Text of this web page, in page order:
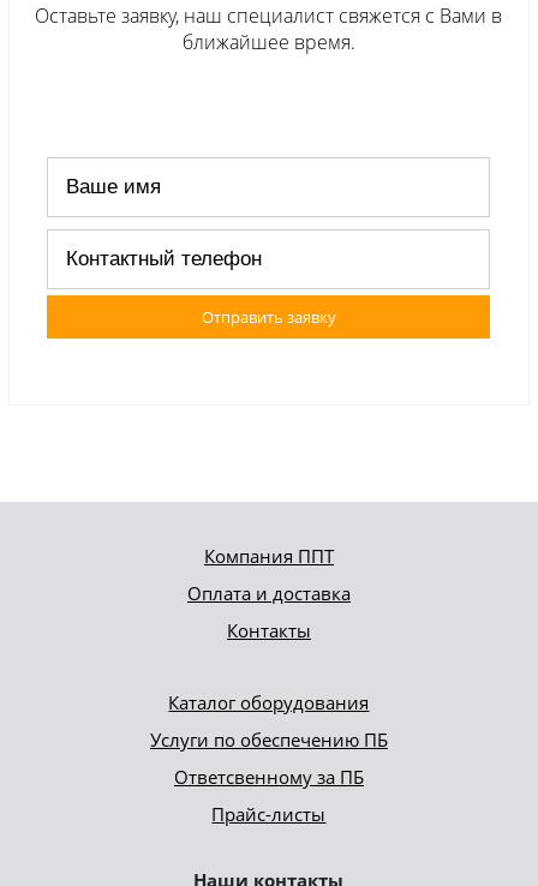
Оставьте заявку, наш специалист свяжется с Вами в
ближайшее время.
Отправить заявку
Компания ППТ
Оплата и доставка
Контакты
Каталог оборудования
Услуги по обеспечению ПБ
Ответсвенному за ПБ
Прайс-листы
Наши контакты